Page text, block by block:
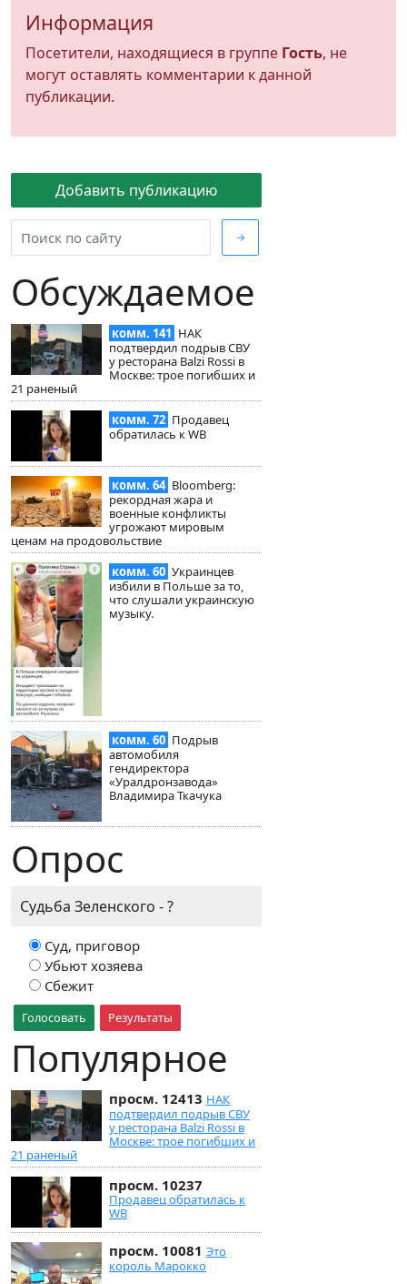
Добавить публикацию
→
Обсуждаемое
комм. 141 НАК
подтвердил подрыв СВУ
у ресторана Balzi Rossi в
Москве: трое погибших и
21 раненый
комм. 72 Продавец
обратилась к WB
комм. 64 Bloomberg:
рекордная жара и
военные конфликты
угрожают мировым
ценам на продовольствие
комм. 60 Украинцев
избили в Польше за то,
что слушали украинскую
музыку.
комм. 60 Подрыв
автомобиля
гендиректора
«Уралдронзавода»
Владимира Ткачука
Опрос
Судьба Зеленского - ?
Суд, приговор
Убьют хозяева
Сбежит
Голосовать Результаты
Популярное
просм. 12413 НАК
подтвердил подрыв СВУ
у ресторана Balzi Rossi в
Москве: трое погибших и
21 раненый
просм. 10237
Продавец обратилась к
WB
просм. 10081 Это
король Марокко
Информация
Посетители, находящиеся в группе Гость, не
могут оставлять комментарии к данной
публикации.